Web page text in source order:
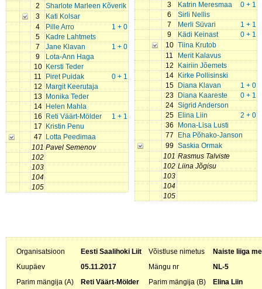
2
Sharlote Marleen Kõverik
3
Kati Kolsar
4
1 + 0
Pille Arro
5
Kadre Lahtmets
7
1 + 0
Jane Klavan
9
Lota-Ann Haga
10
Kersti Teder
11
0 + 1
Piret Puidak
12
Margit Keerutaja
13
Monika Teder
14
Helen Mahla
16
1 + 1
Reti Väärt-Mölder
17
Kristin Penu
47
Lotta Peedimaa
101 Pavel Semenov
102
103
104
105
3
0 + 1
Katrin Meresmaa
6
Sirli Nellis
7
1 + 1
Merli Süvari
9
0 + 1
Kädi Keinast
10 Tiina Krutob
11
Merit Kalavus
12
Kairiin Jõemets
14
Kirke Pollisinski
15
1 + 0
Diana Klavan
23
0 + 1
Diana Kaareste
24 Sigrid Anderson
25
2 + 0
Elina Liin
36
Mona-Lisa Lusti
77
Eha Põhako-Janson
99 Saskia Ormak
101 Rasmus Talviste
102 Liina Jõgisu
103
104
105
Organisatsioon Eesti Saalihoki Liit Võistluse nimetus
Naiste liiga
Kuupäev
05.11.2017 Mängu nr
NL-5
Parim mängija (A)
Reti Väärt-Mölder Parim mängija (B)
Elina Liin